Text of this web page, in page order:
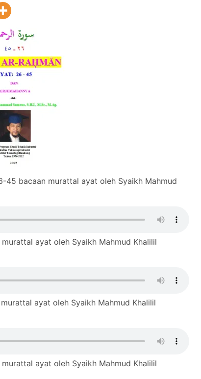
bacaan murattal ayat oleh Syaikh Mahmud
ayat oleh Syaikh Mahmud Khalilil
ayat oleh Syaikh Mahmud Khalilil
ayat oleh Syaikh Mahmud Khalilil